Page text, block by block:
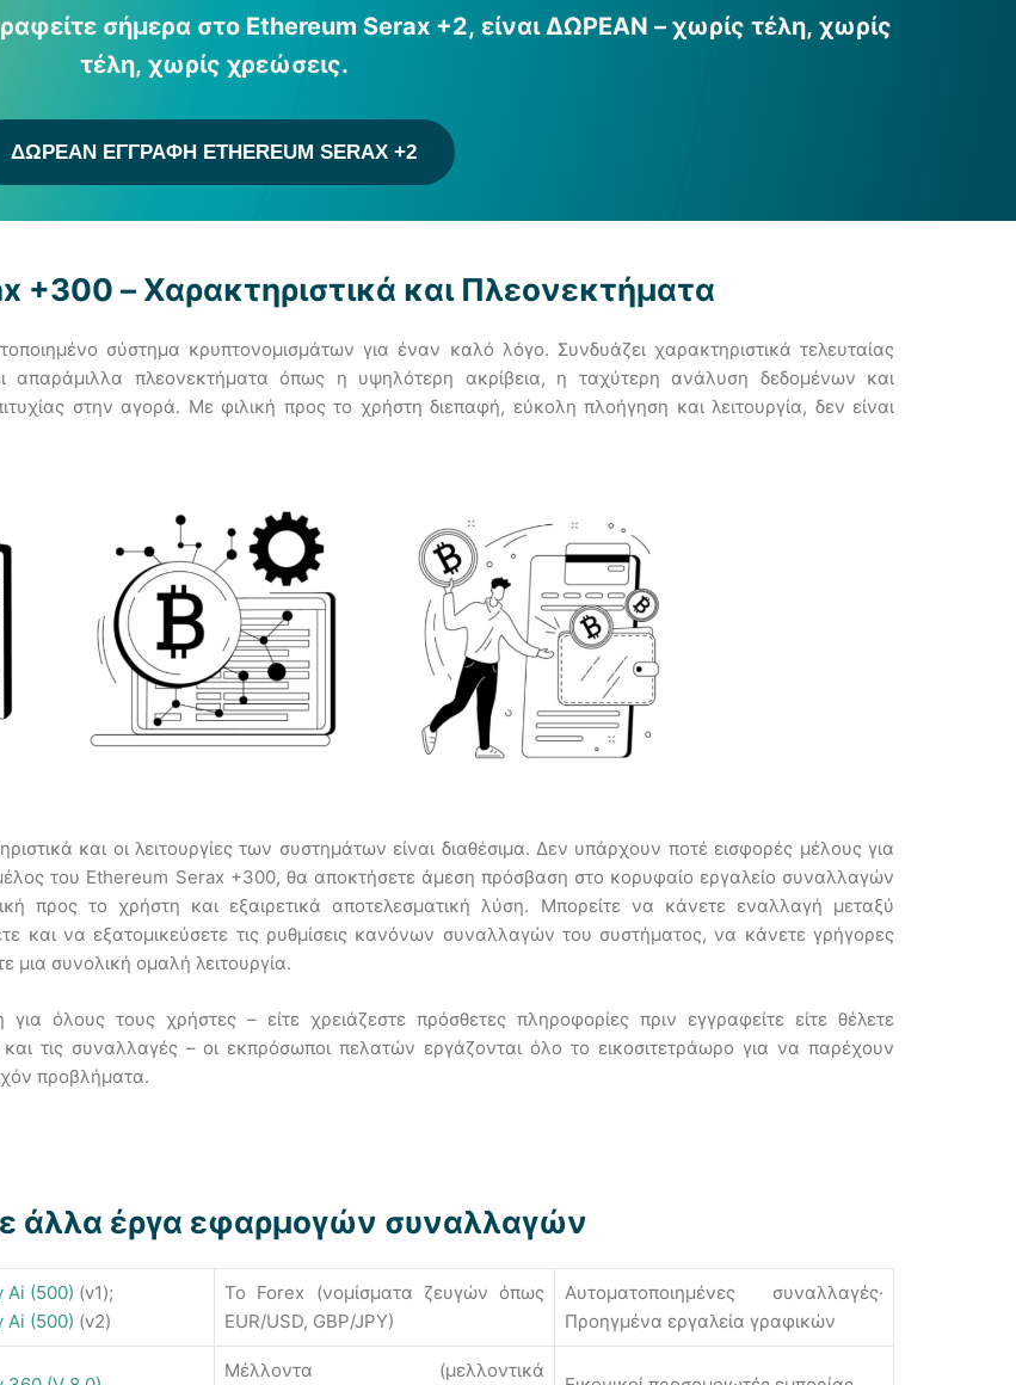
σήμερα στο Ethereum Serax +2, είναι ΔΩΡΕΑΝ – χωρίς τέλη, χωρίς
τέλη, χωρίς χρεώσεις.
ΔΩΡΕΆΝ ΕΓΓΡΑΦΉ ETHEREUM SERAX +2
+300 – Χαρακτηριστικά και Πλεονεκτήματα
σύστημα κρυπτονομισμάτων για έναν καλό λόγο. Συνδυάζει χαρακτηριστικά τελευταίας
απαράμιλλα πλεονεκτήματα όπως η υψηλότερη ακρίβεια, η ταχύτερη ανάλυση δεδομένων και
στην αγορά. Με φιλική προς το χρήστη διεπαφή, εύκολη πλοήγηση και λειτουργία, δεν είναι
και οι λειτουργίες των συστημάτων είναι διαθέσιμα. Δεν υπάρχουν ποτέ εισφορές μέλους για
του Ethereum Serax +300, θα αποκτήσετε άμεση πρόσβαση στο κορυφαίο εργαλείο συναλλαγών
προς το χρήστη και εξαιρετικά αποτελεσματική λύση. Μπορείτε να κάνετε εναλλαγή μεταξύ
και να εξατομικεύσετε τις ρυθμίσεις κανόνων συναλλαγών του συστήματος, να κάνετε γρήγορες
μια συνολική ομαλή λειτουργία.
για όλους τους χρήστες – είτε χρειάζεστε πρόσθετες πληροφορίες πριν εγγραφείτε είτε θέλετε
και τις συναλλαγές – οι εκπρόσωποι πελατών εργάζονται όλο το εικοσιτετράωρο για να παρέχουν
προβλήματα.
άλλα έργα εφαρμογών συναλλαγών
Ai (500) (v1);
Ai (500) (v2)
Το Forex (νομίσματα ζευγών όπως
EUR/USD, GBP/JPY)
Αυτοματοποιημένες συναλλαγές·
Προηγμένα εργαλεία γραφικών
Μέλλοντα (μελλοντικά